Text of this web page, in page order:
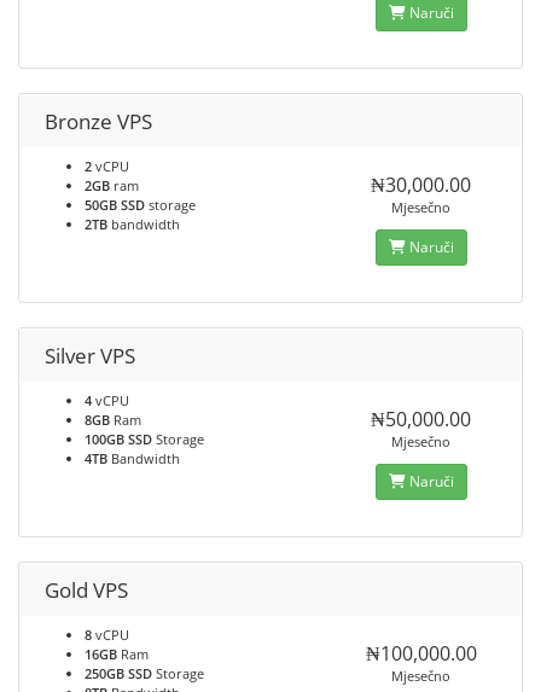
Naruči
Bronze VPS
2 vCPU
2GB ram
50GB SSD storage
2TB bandwidth
₦30,000.00
Mjesečno
Naruči
Silver VPS
4 vCPU
8GB Ram
100GB SSD Storage
4TB Bandwidth
₦50,000.00
Mjesečno
Naruči
Gold VPS
8 vCPU
16GB Ram
250GB SSD Storage
₦100,000.00
Mjesečno